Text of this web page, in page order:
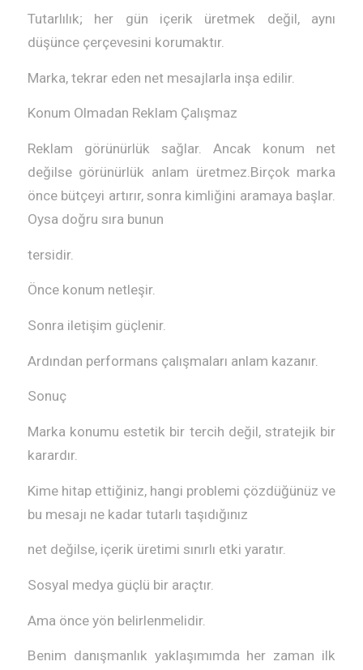
Tutarlılık; her gün içerik üretmek değil, aynı
düşünce çerçevesini korumaktır.
Marka, tekrar eden net mesajlarla inşa edilir.
Konum Olmadan Reklam Çalışmaz
Reklam görünürlük sağlar. Ancak konum net
değilse görünürlük anlam üretmez.Birçok marka
önce bütçeyi artırır, sonra kimliğini aramaya başlar.
Oysa doğru sıra bunun
tersidir.
Önce konum netleşir.
Sonra iletişim güçlenir.
Ardından performans çalışmaları anlam kazanır.
Sonuç
Marka konumu estetik bir tercih değil, stratejik bir
karardır.
Kime hitap ettiğiniz, hangi problemi çözdüğünüz ve
bu mesajı ne kadar tutarlı taşıdığınız
net değilse, içerik üretimi sınırlı etki yaratır.
Sosyal medya güçlü bir araçtır.
Ama önce yön belirlenmelidir.
Benim danışmanlık yaklaşımımda her zaman ilk